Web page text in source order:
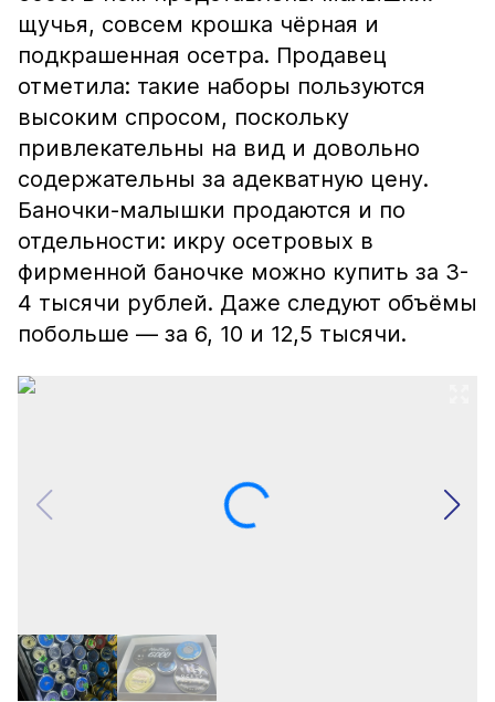
щучья, совсем крошка чёрная и
подкрашенная осетра. Продавец
отметила: такие наборы пользуются
высоким спросом, поскольку
привлекательны на вид и довольно
содержательны за адекватную цену.
Баночки-малышки продаются и по
отдельности: икру осетровых в
фирменной баночке можно купить за 3-
4 тысячи рублей. Даже следуют объёмы
побольше — за 6, 10 и 12,5 тысячи.